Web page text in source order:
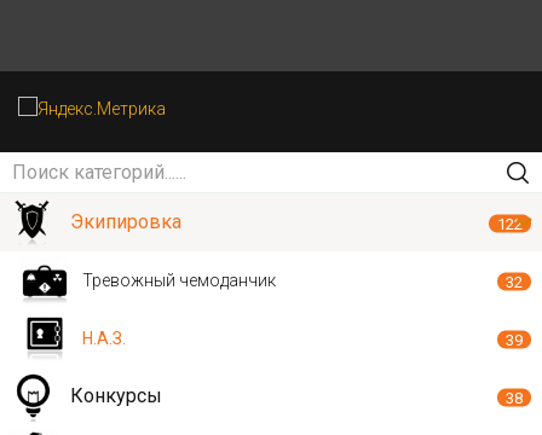
Экипировка 122
Тревожный чемоданчик 32
Н.А.З. 39
Конкурсы 38